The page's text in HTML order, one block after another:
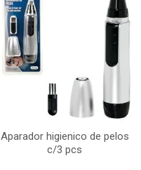
Aparador higienico de pelos
c/3 pcs